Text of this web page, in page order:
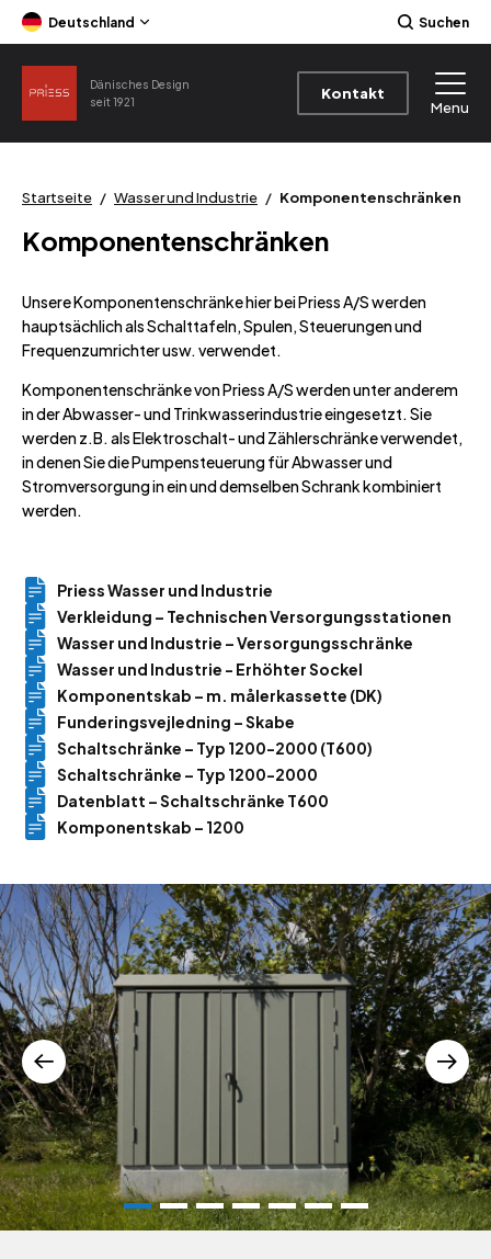
Deutschland Suchen
Dänisches Design
seit 1921
Kontakt
Menu
Startseite / Wasser und Industrie / Komponentenschränken
Komponentenschränken
Unsere Komponentenschränke hier bei Priess A/S werden
hauptsächlich als Schalttafeln, Spulen, Steuerungen und
Frequenzumrichter usw. verwendet.
Komponentenschränke von Priess A/S werden unter anderem
in der Abwasser- und Trinkwasserindustrie eingesetzt. Sie
werden z.B. als Elektroschalt- und Zählerschränke verwendet,
in denen Sie die Pumpensteuerung für Abwasser und
Stromversorgung in ein und demselben Schrank kombiniert
werden.
Priess Wasser und Industrie
Verkleidung – Technischen Versorgungsstationen
Wasser und Industrie – Versorgungsschränke
Wasser und Industrie - Erhöhter Sockel
Komponentskab – m. målerkassette (DK)
Funderingsvejledning – Skabe
Schaltschränke – Typ 1200-2000 (T600)
Schaltschränke – Typ 1200-2000
Datenblatt – Schaltschränke T600
Komponentskab – 1200